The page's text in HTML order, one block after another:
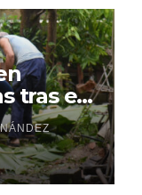
tras el
(+